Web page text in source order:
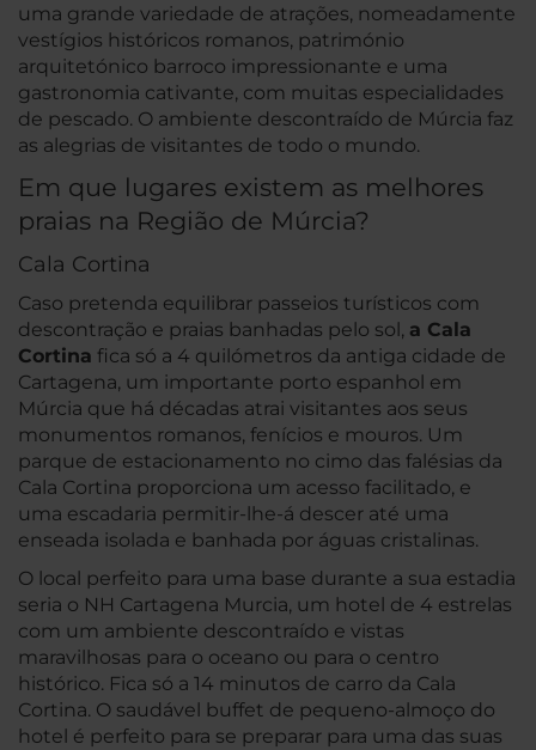
uma grande variedade de atrações, nomeadamente
vestígios históricos romanos, património
arquitetónico barroco impressionante e uma
gastronomia cativante, com muitas especialidades
de pescado. O ambiente descontraído de Múrcia faz
as alegrias de visitantes de todo o mundo.
Em que lugares existem as melhores
praias na Região de Múrcia?
Cala Cortina
Caso pretenda equilibrar passeios turísticos com
descontração e praias banhadas pelo sol, a Cala
Cortina fica só a 4 quilómetros da antiga cidade de
Cartagena, um importante porto espanhol em
Múrcia que há décadas atrai visitantes aos seus
monumentos romanos, fenícios e mouros. Um
parque de estacionamento no cimo das falésias da
Cala Cortina proporciona um acesso facilitado, e
uma escadaria permitir-lhe-á descer até uma
enseada isolada e banhada por águas cristalinas.
O local perfeito para uma base durante a sua estadia
seria o NH Cartagena Murcia, um hotel de 4 estrelas
com um ambiente descontraído e vistas
maravilhosas para o oceano ou para o centro
histórico. Fica só a 14 minutos de carro da Cala
Cortina. O saudável buffet de pequeno-almoço do
hotel é perfeito para se preparar para uma das suas